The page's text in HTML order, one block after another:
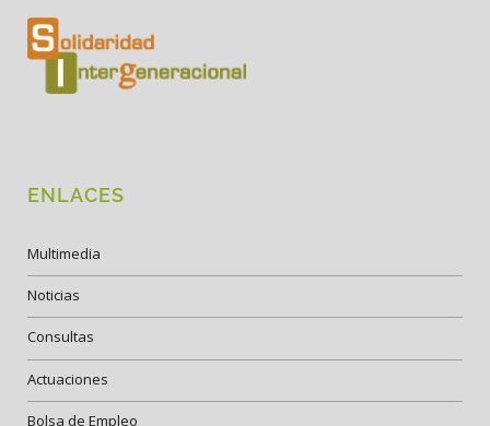
ENLACES
Multimedia
Noticias
Consultas
Actuaciones
Bolsa de Empleo